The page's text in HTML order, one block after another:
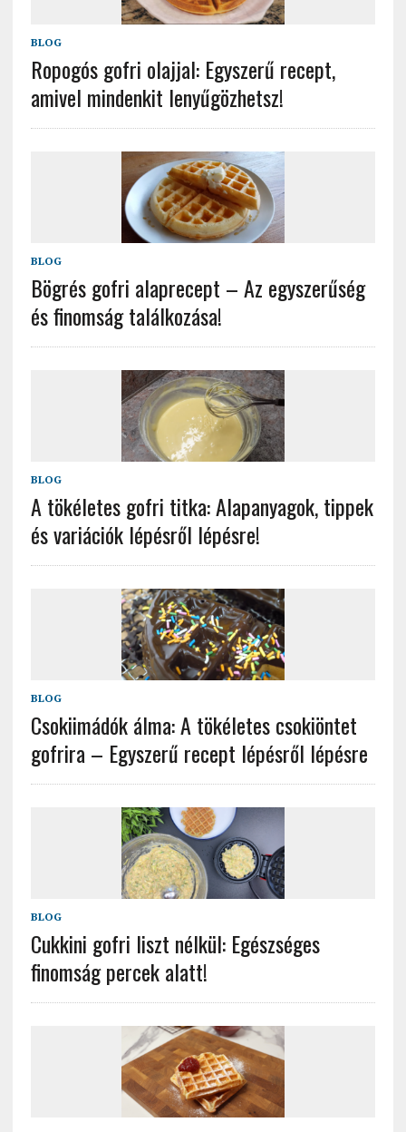
BLOG
Ropogós gofri olajjal: Egyszerű recept,
amivel mindenkit lenyűgözhetsz!
BLOG
Bögrés gofri alaprecept – Az egyszerűség
és finomság találkozása!
BLOG
A tökéletes gofri titka: Alapanyagok, tippek
és variációk lépésről lépésre!
BLOG
Csokiimádók álma: A tökéletes csokiöntet
gofrira – Egyszerű recept lépésről lépésre
BLOG
Cukkini gofri liszt nélkül: Egészséges
finomság percek alatt!